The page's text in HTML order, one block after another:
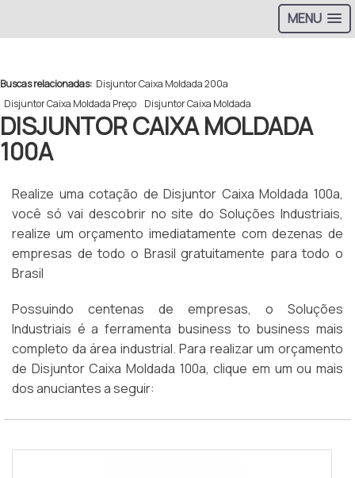
MENU
Buscas relacionadas: Disjuntor Caixa Moldada 200a
Disjuntor Caixa Moldada Preço
Disjuntor Caixa Moldada
DISJUNTOR CAIXA MOLDADA
100A
Realize uma cotação de Disjuntor Caixa Moldada 100a,
você só vai descobrir no site do Soluções Industriais,
realize um orçamento imediatamente com dezenas de
empresas de todo o Brasil gratuitamente para todo o
Brasil
Possuindo centenas de empresas, o Soluções
Industriais é a ferramenta business to business mais
completo da área industrial. Para realizar um orçamento
de Disjuntor Caixa Moldada 100a, clique em um ou mais
dos anuciantes a seguir: